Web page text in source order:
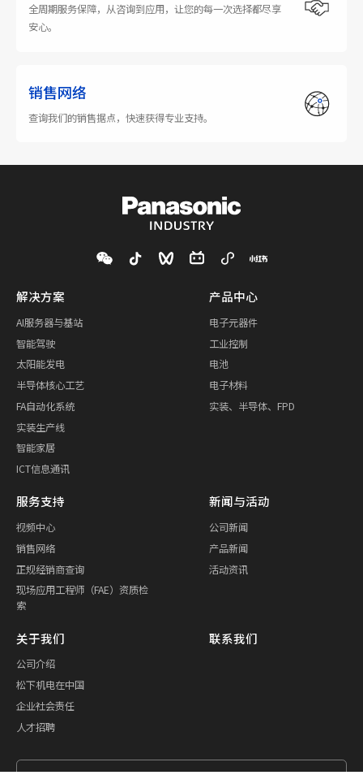
全周期服务保障，从咨询到应用，让您的每一次选择都尽享
安心。
销售网络
查询我们的销售据点，快速获得专业支持。
解决方案
AI服务器与基站
智能驾驶
太阳能发电
半导体核心工艺
FA自动化系统
实装生产线
智能家居
ICT信息通讯
产品中心
电子元器件
工业控制
电池
电子材料
实装、半导体、FPD
服务支持
视频中心
销售网络
正规经销商查询
现场应用工程师（FAE）资质检
索
新闻与活动
公司新闻
产品新闻
活动资讯
关于我们
公司介绍
松下机电在中国
企业社会责任
人才招聘
联系我们